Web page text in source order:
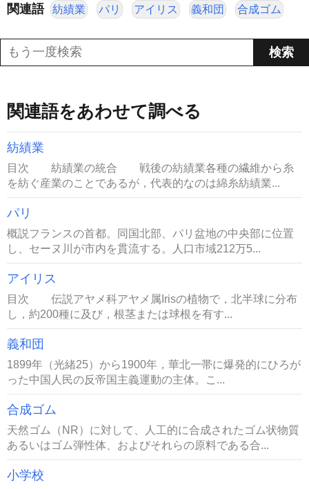
関連語 紡績業 パリ アイリス 義和団 合成ゴム
関連語をあわせて調べる
紡績業
目次 紡績業の統合 戦後の紡績業各種の繊維から糸
を紡ぐ産業のことであるが，代表的なのは綿糸紡績業...
パリ
概説フランスの首都。同国北部、パリ盆地の中央部に位置
し、セーヌ川が市内を貫流する。人口市域212万5...
アイリス
目次 伝説アヤメ科アヤメ属Irisの植物で，北半球に分布
し，約200種に及び，根茎または球根を有す...
義和団
1899年（光緒25）から1900年，華北一帯に爆発的にひろが
った中国人民の反帝国主義運動の主体。こ...
合成ゴム
天然ゴム（NR）に対して、人工的に合成されたゴム状物質
あるいはゴム弾性体、およびそれらの原料である合...
小学校